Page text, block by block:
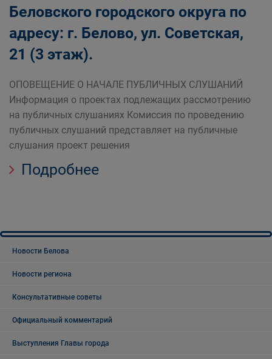
Беловского городского округа по
адресу: г. Белово, ул. Советская,
21 (3 этаж).
ОПОВЕЩЕНИЕ О НАЧАЛЕ ПУБЛИЧНЫХ СЛУШАНИЙ
Информация о проектах подлежащих рассмотрению
на публичных слушаниях Комиссия по проведению
публичных слушаний представляет на публичные
слушания проект решения
Подробнее
Новости Белова
Новости региона
Консультативные советы
Официальный комментарий
Выступления Главы города